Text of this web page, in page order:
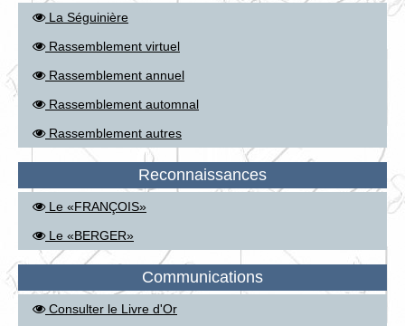
La Séguinière
Rassemblement virtuel
Rassemblement annuel
Rassemblement automnal
Rassemblement autres
Reconnaissances
Le «FRANÇOIS»
Le «BERGER»
Communications
Consulter le Livre d'Or